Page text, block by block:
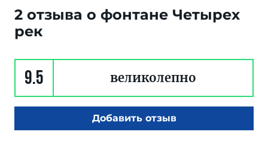
2 отзыва о фонтане Четырех
рек
9.5 великолепно
Добавить отзыв